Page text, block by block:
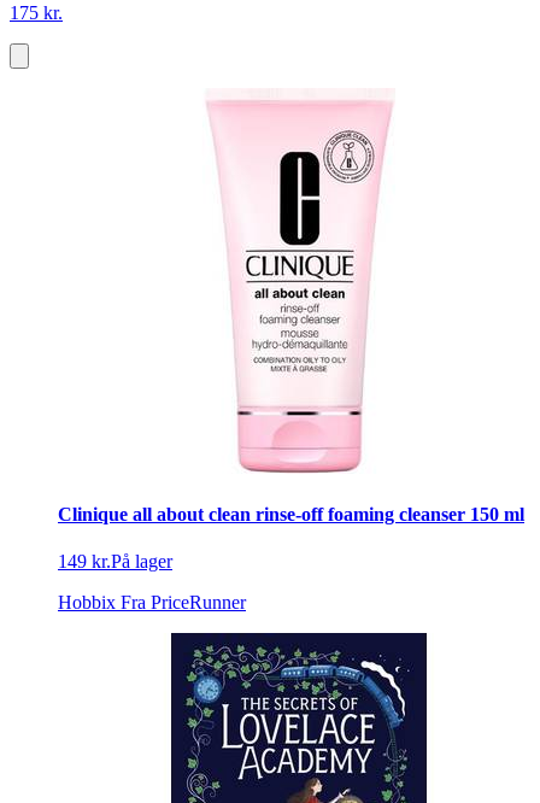
175 kr.
Clinique all about clean rinse-off foaming cleanser 150 ml
149 kr.På lager
Hobbix Fra PriceRunner